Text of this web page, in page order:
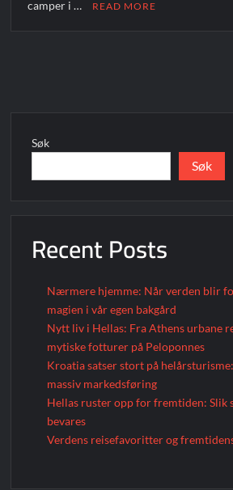
camper i … READ MORE
Søk
Søk
Recent Posts
Nærmere hjemme: Når verden blir
magien i vår egen bakgård
Nytt liv i Hellas: Fra Athens urbane
mytiske fotturer på Peloponnes
Kroatia satser stort på
massiv markedsføring
Hellas ruster opp for fremtiden: Slik
bevares
Verdens reisefavoritter og